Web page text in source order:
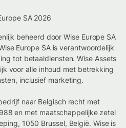
SA 2026
beheerd door Wise Europe SA
Europe SA is verantwoordelijk
tot betaaldiensten. Wise Assets
voor alle inhoud met betrekking
inclusief marketing.
naar Belgisch recht met
en met maatschappelijke zetel
1050 Brussel, België. Wise is